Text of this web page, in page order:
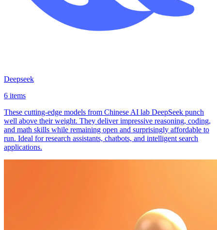
Deepseek
6 items
These cutting-edge models from Chinese AI lab DeepSeek punch
well above their weight. They deliver impressive reasoning, coding,
and math skills while remaining open and surprisingly affordable to
run. Ideal for research assistants, chatbots, and intelligent search
applications.